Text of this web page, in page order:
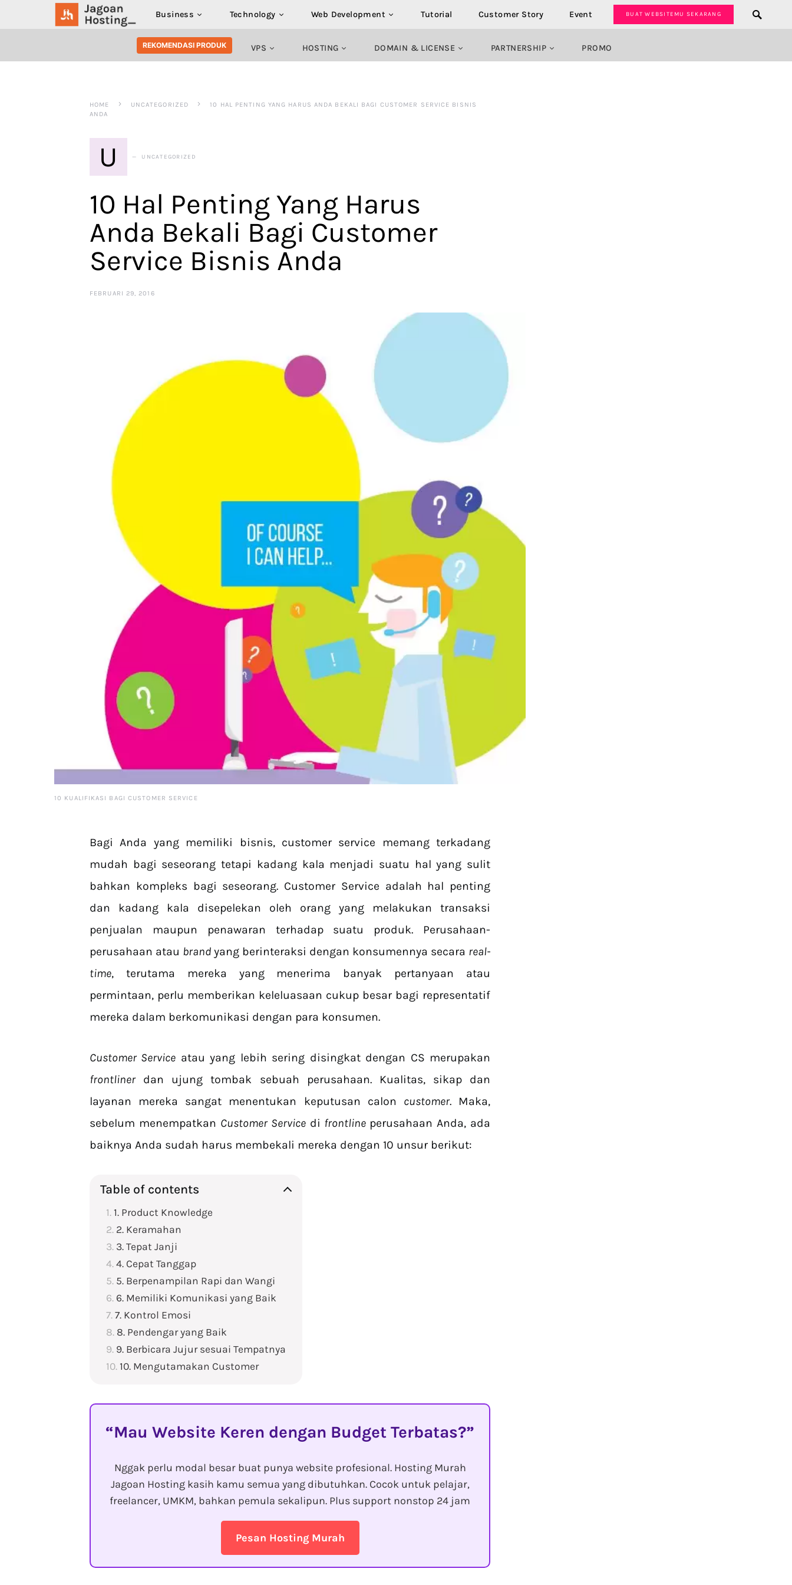
Business Technology Web Development Tutorial Customer Story Event BUAT WEBSITEMU SEKARANG
SEARCH FOR:
REKOMENDASI PRODUK VPS HOSTING DOMAIN & LICENSE PARTNERSHIP PROMO
HOME UNCATEGORIZED
10 HAL PENTING YANG HARUS ANDA BEKALI BAGI CUSTOMER SERVICE BISNIS
ANDA
U UNCATEGORIZED
10 Hal Penting Yang Harus
Anda Bekali Bagi Customer
Service Bisnis Anda
FEBRUARI 29, 2016
10 KUALIFIKASI BAGI CUSTOMER SERVICE
Bagi Anda yang memiliki bisnis, customer service memang terkadang
mudah bagi seseorang tetapi kadang kala menjadi suatu hal yang sulit
bahkan kompleks bagi seseorang. Customer Service adalah hal penting
dan kadang kala disepelekan oleh orang yang melakukan transaksi
penjualan maupun penawaran terhadap suatu produk. Perusahaan-
perusahaan atau brand yang berinteraksi dengan konsumennya secara real-
time, terutama mereka yang menerima banyak pertanyaan atau
permintaan, perlu memberikan keleluasaan cukup besar bagi representatif
mereka dalam berkomunikasi dengan para konsumen.
Customer Service atau yang lebih sering disingkat dengan CS merupakan
frontliner dan ujung tombak sebuah perusahaan. Kualitas, sikap dan
layanan mereka sangat menentukan keputusan calon customer. Maka,
sebelum menempatkan Customer Servicedi frontline perusahaan Anda, ada
baiknya Anda sudah harus membekali mereka dengan 10 unsur berikut:
Table of contents
1. Product Knowledge
2. Keramahan
3. Tepat Janji
4. Cepat Tanggap
5. Berpenampilan Rapi dan Wangi
6. Memiliki Komunikasi yang Baik
7. Kontrol Emosi
8. Pendengar yang Baik
9. Berbicara Jujur sesuai Tempatnya
10. Mengutamakan Customer
Mau Website Keren dengan Budget Terbatas?
Nggak perlu modal besar buat punya website profesional. Hosting Murah
Jagoan Hosting kasih kamu semua yang dibutuhkan. Cocok untuk pelajar,
freelancer, UMKM, bahkan pemula sekalipun. Plus support nonstop 24 jam
Pesan Hosting Murah